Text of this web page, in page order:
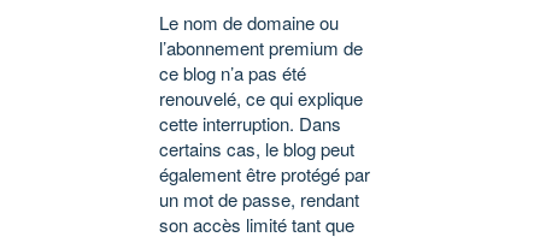
Le nom de domaine ou
l’abonnement premium de
ce blog n’a pas été
renouvelé, ce qui explique
cette interruption. Dans
certains cas, le blog peut
également être protégé par
un mot de passe, rendant
son accès limité tant que